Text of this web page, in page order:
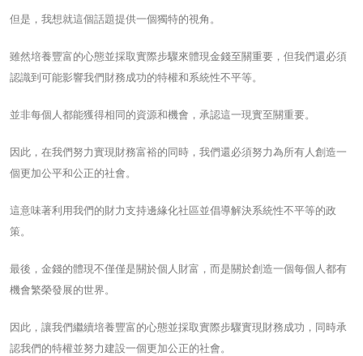
但是，我想就這個話題提供一個獨特的視角。
雖然培養豐富的心態並採取實際步驟來體現金錢至關重要，但我們還必須
認識到可能影響我們財務成功的特權和系統性不平等。
並非每個人都能獲得相同的資源和機會，承認這一現實至關重要。
因此，在我們努力實現財務富裕的同時，我們還必須努力為所有人創造一
個更加公平和公正的社會。
這意味著利用我們的財力支持邊緣化社區並倡導解決系統性不平等的政
策。
最後，金錢的體現不僅僅是關於個人財富，而是關於創造一個每個人都有
機會繁榮發展的世界。
因此，讓我們繼續培養豐富的心態並採取實際步驟實現財務成功，同時承
認我們的特權並努力建設一個更加公正的社會。